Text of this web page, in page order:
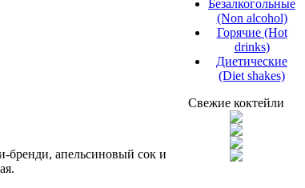
бренди, апельсиновый сок и
Безалкогольные
(Non alcohol)
Горячие (Hot
drinks)
Диетические
(Diet shakes)
Свежие коктейли